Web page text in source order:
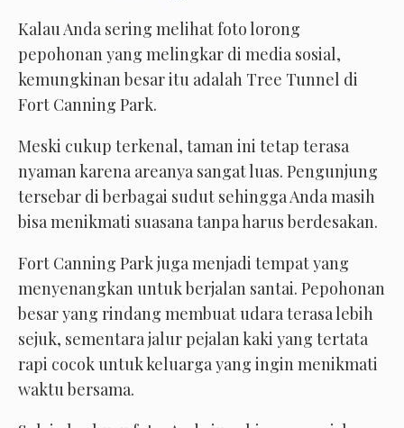
Kalau Anda sering melihat foto lorong
pepohonan yang melingkar di media sosial,
kemungkinan besar itu adalah Tree Tunnel di
Fort Canning Park.
Meski cukup terkenal, taman ini tetap terasa
nyaman karena areanya sangat luas. Pengunjung
tersebar di berbagai sudut sehingga Anda masih
bisa menikmati suasana tanpa harus berdesakan.
Fort Canning Park juga menjadi tempat yang
menyenangkan untuk berjalan santai. Pepohonan
besar yang rindang membuat udara terasa lebih
sejuk, sementara jalur pejalan kaki yang tertata
rapi cocok untuk keluarga yang ingin menikmati
waktu bersama.